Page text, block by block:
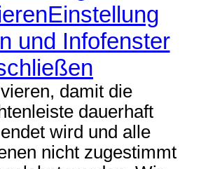
Einstellung
und Infofenster
damit die
dauerhaft
wird und alle
nicht zugestimmt